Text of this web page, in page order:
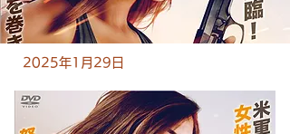
2025年1月29日